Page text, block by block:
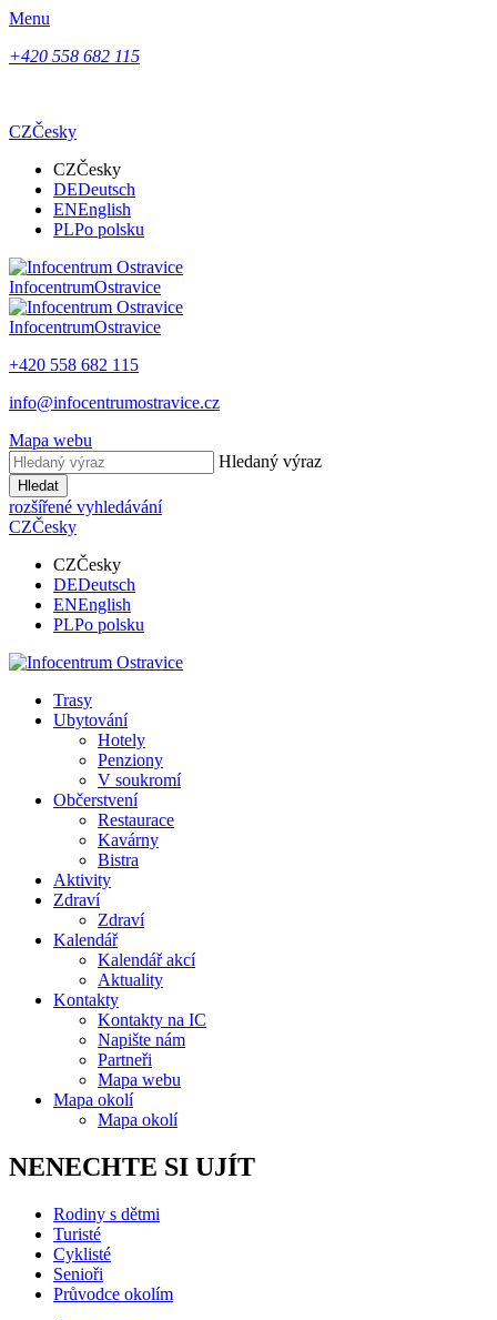
Menu
+420 558 682 115
CZČesky
CZČesky
DEDeutsch
ENEnglish
PLPo polsku
InfocentrumOstravice
InfocentrumOstravice
+420 558 682 115
info@infocentrumostravice.cz
Mapa webu
Hledaný výraz
Hledat
rozšířené vyhledávání
CZČesky
CZČesky
DEDeutsch
ENEnglish
PLPo polsku
Trasy
Ubytování
Hotely
Penziony
V soukromí
Občerstvení
Restaurace
Kavárny
Bistra
Aktivity
Zdraví
Zdraví
Kalendář
Kalendář akcí
Aktuality
Kontakty
Kontakty na IC
Napište nám
Partneři
Mapa webu
Mapa okolí
Mapa okolí
NENECHTE SI UJÍT
Rodiny s dětmi
Turisté
Cyklisté
Senioři
Průvodce okolím